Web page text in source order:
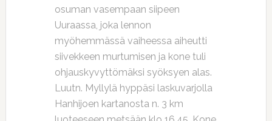
osuman vasempaan siipeen
Uuraassa, joka lennon
myöhemmässä vaiheessa aiheutti
siivekkeen murtumisen ja kone tuli
ohjauskyvyttömäksi syöksyen alas.
Luutn. Myllylä hyppäsi laskuvarjolla
Hanhijoen kartanosta n. 3 km